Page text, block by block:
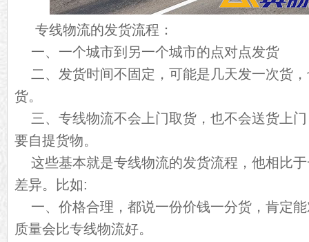
专线物流的发货流程：
一、一个城市到另一个城市的点对点发货
二、发货时间不固定，可能是几天发一次货
货。
三、专线物流不会上门取货，也不会送货上
要自提货物。
这些基本就是专线物流的发货流程，他相比
差异。比如:
一、价格合理，都说一份价钱一分货，肯定
质量会比专线物流好。